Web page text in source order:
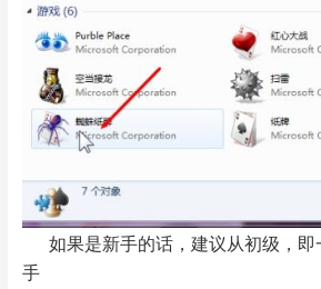
如果是新手的话，建议从初级，即
手